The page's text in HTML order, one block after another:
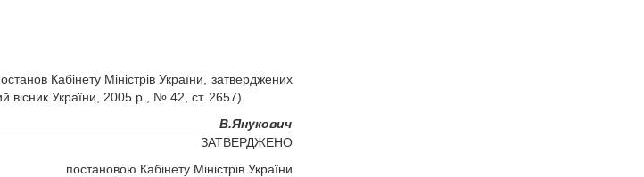
Кабінету Міністрів України, затверджених
вісник України, 2005 р., № 42, ст. 2657).
В.Янукович
ЗАТВЕРДЖЕНО
постановою Кабінету Міністрів України